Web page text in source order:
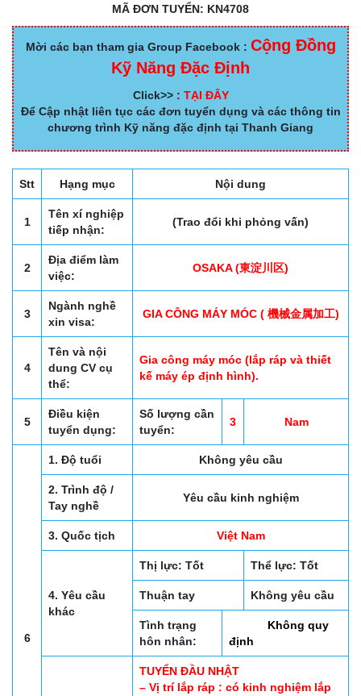
MÃ ĐƠN TUYỂN: KN4708
Mời các bạn tham gia Group Facebook : Cộng Đồng
Kỹ Năng Đặc Định
Click>> : TẠI ĐÂY
Để Cập nhật liên tục các đơn tuyển dụng và các thông tin
chương trình Kỹ năng đặc định tại Thanh Giang
Stt Hạng mục Nội dung
1
Tên xí nghiệp
tiếp nhận:
(Trao đổi khi phỏng vấn)
2
Địa điểm làm
việc:
OSAKA (東淀川区)
3
Ngành nghề
xin visa:
GIA CÔNG MÁY MÓC ( 機械金属加工)
4
Tên và nội
dung CV cụ
thể:
Gia công máy móc (lắp ráp và thiết
kế máy ép định hình).
5
Điều kiện
tuyển dụng:
Số lượng cần
tuyển:
3 Nam
6
1. Độ tuổi Không yêu cầu
2. Trình độ /
Tay nghề
Yêu cầu kinh nghiệm
3. Quốc tịch Việt Nam
4. Yêu cầu
khác
Thị lực: Tốt Thể lực: Tốt
Thuận tay Không yêu cầu
Tình trạng
hôn nhân:
Không quy
định
TUYỂN ĐẦU NHẬT
– Vị trí lắp ráp : có kinh nghiệm lắp